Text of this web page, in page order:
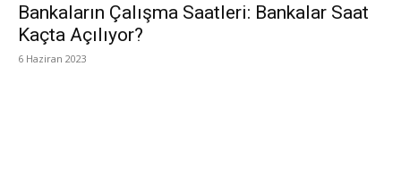
Bankaların Çalışma Saatleri: Bankalar Saat
Kaçta Açılıyor?
6 Haziran 2023